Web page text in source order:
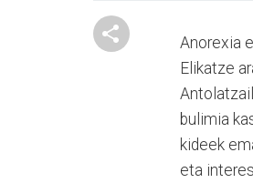
Anorexia
Elikatze
bulimia
kideek
eta